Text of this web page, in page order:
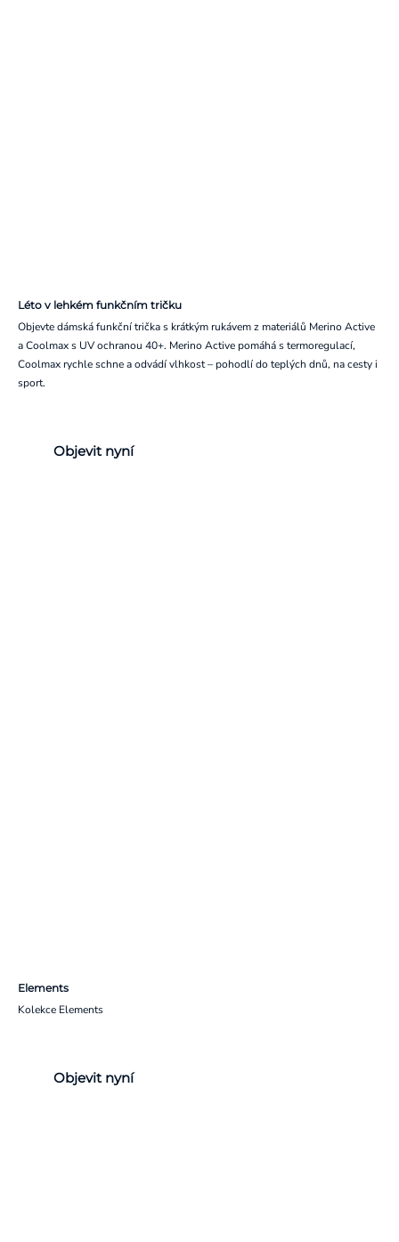
Léto v lehkém funkčním tričku
Objevte dámská funkční trička s krátkým rukávem z materiálů Merino Active
a Coolmax s UV ochranou 40+. Merino Active pomáhá s termoregulací,
Coolmax rychle schne a odvádí vlhkost – pohodlí do teplých dnů, na cesty i
sport.
Objevit nyní
Elements
Kolekce Elements
Objevit nyní